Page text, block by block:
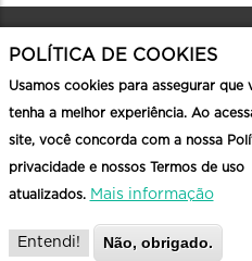
Rua Formosa, 186,
MG |
POLÍTICA DE COOKIES
Usamos cookies para assegurar que
tenha a melhor experiência. Ao
site, você concorda com a nossa
privacidade e nossos Termos de uso
atualizados. Mais informação
Entendi! Não, obrigado.